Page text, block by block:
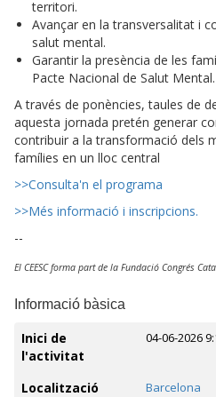
territori.
Avançar en la transversalitat i
salut mental.
Garantir la presència de les
Pacte Nacional de Salut Mental.
A través de ponències, taules de
aquesta jornada pretén generar
contribuir a la transformació dels
famílies en un lloc central
>>Consulta'n el programa
>>Més informació i inscripcions.
--
El CEESC forma part de la Fundació Congrés
Informació bàsica
Inici de
l'activitat
04-06-2026
Localització Barcelona